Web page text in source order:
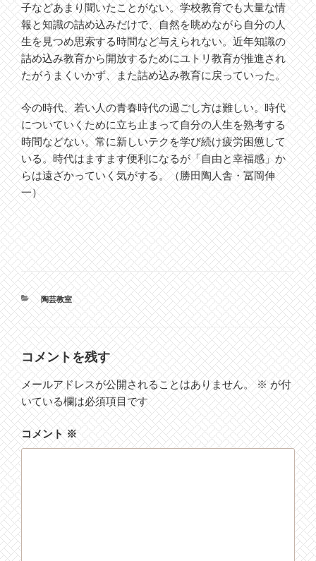
子などあまり聞いたことがない。学校教育でも大量な情
報と知識の詰め込みだけで、自然を眺めながら自分の人
生を見つめ思索する時間など与えられない。近年知識の
詰め込み教育から開放するためにユトリ教育が推進され
たがうまくいかず、また詰め込み教育に戻っていった。
今の時代、若い人の青春時代の過ごし方は難しい。時代
についていくために立ち止まって自分の人生を熟考する
時間などない。常に新しいテクを学び続け疲労困憊して
いる。時代はますます便利になるが「自由と幸福感」か
らは遠ざかっていく気がする。（勝田陶人舎・冨岡伸
一）
カ
テ
ゴ
リ
ー
陶芸教室
コメントを残す
メールアドレスが公開されることはありません。 ※が付
いている欄は必須項目です
コメント※